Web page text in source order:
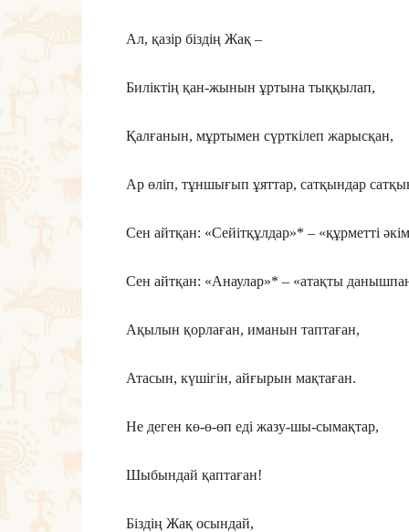
Ал, қазір біздің Жақ –
Биліктің қан-жынын ұртына тыққылап,
Қалғанын, мұртымен сүрткілеп жарысқан,
Ар өліп, тұншығып ұяттар, сатқындар
Сен айтқан: «Сейітқұлдар»* – «құрметті
Сен айтқан: «Анаулар»* – «атақты
Ақылын қорлаған, иманын таптаған,
Атасын, күшігін, айғырын мақтаған.
Не деген кө-ө-өп еді жазу-шы-сымақтар,
Шыбындай қаптаған!
Біздің Жақ осындай,